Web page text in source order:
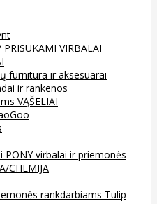
VIRBALAI
furnitūra ir aksesuarai
ir rankenos
VĄŠELIAI
PONY virbalai ir priemonės
CHEMIJA
rankdarbiams Tulip